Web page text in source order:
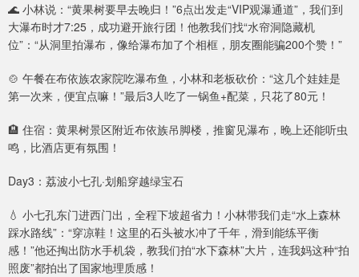
🌊 小林说：“黄果树要早去晚归！”6点出发走“VIP观瀑通道”，我们到
大瀑布时才7:25，成功避开旅行团！他教我们找“水帘洞隐藏机
位”：“从洞里拍瀑布，像给瀑布加了个相框，朋友圈能骗200个赞！”
🍲 午餐在布依族农家院吃瀑布鱼，小林和老板砍价：“这几个娃娃是
第一次来，便宜点嘛！”最后3人吃了一锅鱼+配菜，只花了80元！
🏨 住宿：黄果树景区附近布依族吊脚楼，推窗见瀑布，晚上还能听虫
鸣，比酒店更有氛围！
Day3：荔波小七孔·划船穿越绿宝石
💧 小七孔东门进西门出，全程下坡超省力！小林带我们走“水上森林
踩水路线”：“穿凉鞋！这里的石头被水冲了千年，滑到能练平衡
感！”他还掏出防水手机袋，教我们拍“水下森林”大片，连我妈这种“拍
照废”都拍出了国家地理质感！